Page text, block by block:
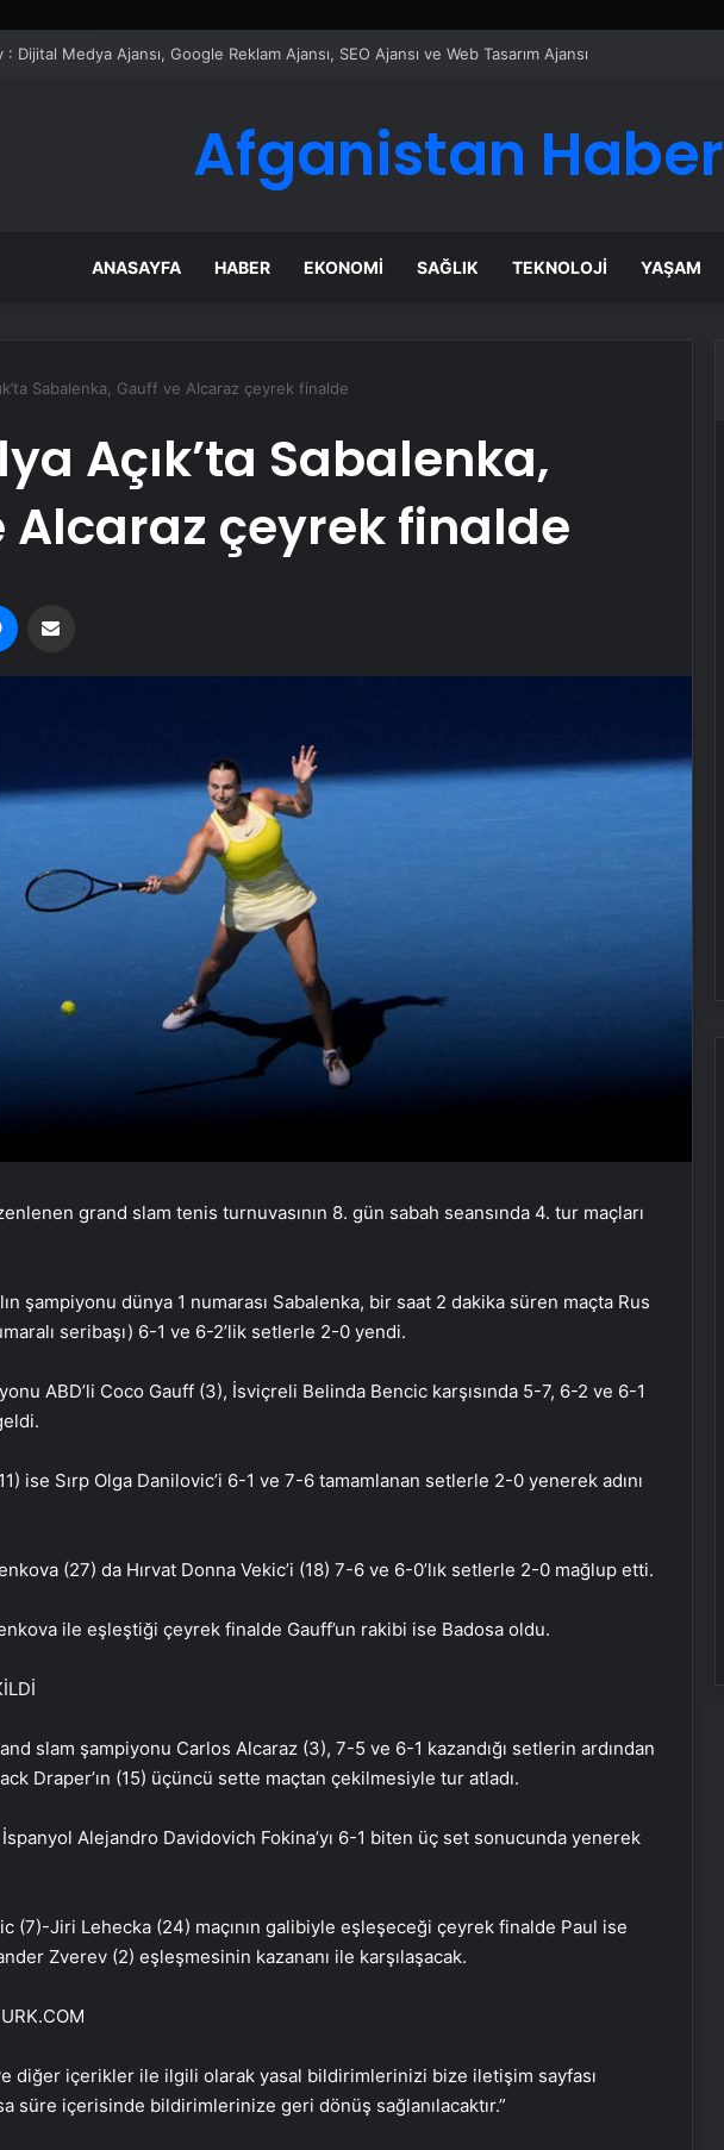
Nedir ? Uetds.com İle Akıllı Dijital Taşımacılık Yazılımı
Afganistan Haber
ANASAYFA HABER EKONOMI SAĞLIK TEKNOLOJI YAŞAM
Sabalenka, Gauff ve Alcaraz çeyrek finalde
Açık’ta Sabalenka,
Alcaraz çeyrek finalde
grand slam tenis turnuvasının 8. gün sabah seansında 4. tur maçları
şampiyonu dünya 1 numarası Sabalenka, bir saat 2 dakika süren maçta Rus
seribaşı) 6-1 ve 6-2’lik setlerle 2-0 yendi.
ABD’li Coco Gauff (3), İsviçreli Belinda Bencic karşısında 5-7, 6-2 ve 6-1
ise Sırp Olga Danilovic’i 6-1 ve 7-6 tamamlanan setlerle 2-0 yenerek adını
(27) da Hırvat Donna Vekic’i (18) 7-6 ve 6-0’lık setlerle 2-0 mağlup etti.
ile eşleştiği çeyrek finalde Gauff’un rakibi ise Badosa oldu.
slam şampiyonu Carlos Alcaraz (3), 7-5 ve 6-1 kazandığı setlerin ardından
Draper’ın (15) üçüncü sette maçtan çekilmesiyle tur atladı.
İspanyol Alejandro Davidovich Fokina’yı 6-1 biten üç set sonucunda yenerek
(7)-Jiri Lehecka (24) maçının galibiyle eşleşeceği çeyrek finalde Paul ise
Zverev (2) eşleşmesinin kazananı ile karşılaşacak.
diğer içerikler ile ilgili olarak yasal bildirimlerinizi bize iletişim sayfası
süre içerisinde bildirimlerinize geri dönüş sağlanılacaktır.”
sürdürecek”
açıklaması: Hâlâ kesin format
netleşmiş değil
İsrail’i endişe sardı: ABD’den dikkat